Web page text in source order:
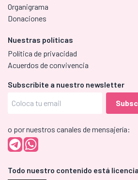
Organigrama
Donaciones
Nuestras políticas
Política de privacidad
Acuerdos de convivencia
Subscríbite a nuestro newsletter
o por nuestros canales de mensajería:
Todo nuestro contenido está